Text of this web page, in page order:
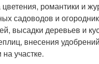
романтики и
садоводов и
высадки деревьев и
внесения
участке.